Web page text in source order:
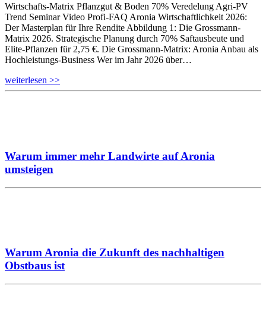
Wirtschafts-Matrix Pflanzgut & Boden 70% Veredelung Agri-PV
Trend Seminar Video Profi-FAQ Aronia Wirtschaftlichkeit 2026:
Der Masterplan für Ihre Rendite Abbildung 1: Die Grossmann-
Matrix 2026. Strategische Planung durch 70% Saftausbeute und
Elite-Pflanzen für 2,75 €. Die Grossmann-Matrix: Aronia Anbau als
Hochleistungs-Business Wer im Jahr 2026 über…
weiterlesen >>
Warum immer mehr Landwirte auf Aronia
umsteigen
Warum Aronia die Zukunft des nachhaltigen
Obstbaus ist